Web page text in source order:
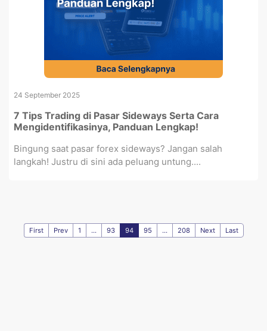
24 September 2025
7 Tips Trading di Pasar Sideways Serta Cara
Mengidentifikasinya, Panduan Lengkap!
Bingung saat pasar forex sideways? Jangan salah
langkah! Justru di sini ada peluang untung....
First Prev 1 ... 93 94 95 ... 208 Next Last